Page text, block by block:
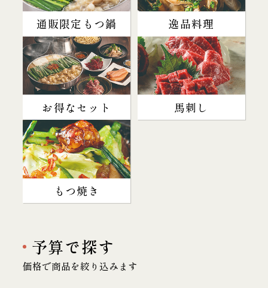
通販限定もつ鍋 逸品料理
お得なセット 馬刺し
もつ焼き
予算で探す
価格で商品を絞り込みます